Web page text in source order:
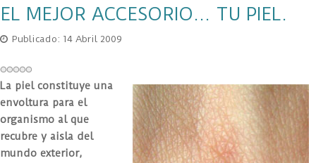
EL MEJOR ACCESORIO... TU PIEL.
Publicado: 14 Abril 2009
La piel constituye una
envoltura para el
organismo al que
recubre y aisla del
mundo exterior,